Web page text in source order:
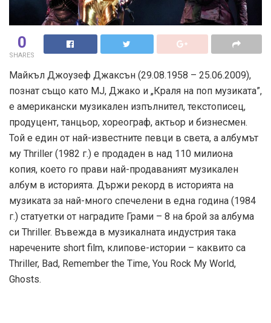
0
SHARES
Майкъл Джоузеф Джаксън (29.08.1958 – 25.06.2009),
познат също като MJ, Джако и „Краля на поп музиката”,
е американски музикален изпълнител, текстописец,
продуцент, танцьор, хореограф, актьор и бизнесмен.
Той е един от най-известните певци в света, а албумът
му Thriller (1982 г.) е продаден в над 110 милиона
копия, което го прави най-продаваният музикален
албум в историята. Държи рекорд в историята на
музиката за най-много спечелени в една година (1984
г.) статуетки от наградите Грами – 8 на брой за албума
си Thriller. Въвежда в музикалната индустрия така
наречените short film, клипове-истории – каквито са
Thrillеr, Bad, Remember the Time, You Rock My World,
Ghosts.